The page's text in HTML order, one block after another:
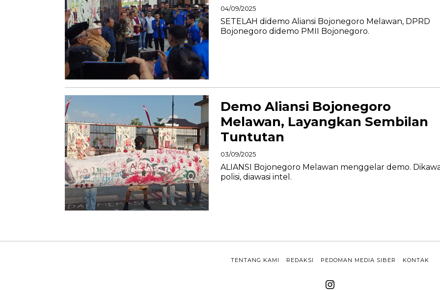
04/09/2025
SETELAH didemo Aliansi Bojonegoro Melawan, DPRD
Bojonegoro didemo PMII Bojonegoro.
Demo Aliansi Bojonegoro
Melawan, Layangkan Sembilan
Tuntutan
03/09/2025
ALIANSI Bojonegoro Melawan menggelar demo.
polisi, diawasi intel.
TENTANG KAMI REDAKSI PEDOMAN MEDIA SIBER KONTAK